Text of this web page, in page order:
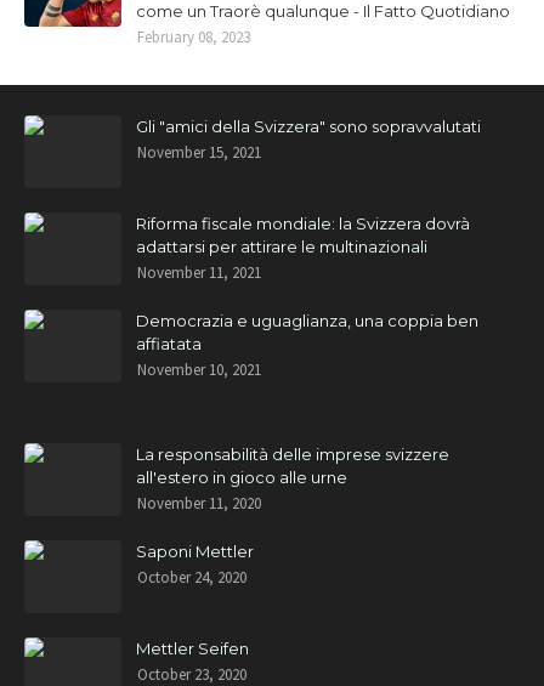
come un Traorè qualunque - Il Fatto Quotidiano
February 08, 2023
Gli "amici della Svizzera" sono sopravvalutati
November 15, 2021
Riforma fiscale mondiale: la Svizzera dovrà
adattarsi per attirare le multinazionali
November 11, 2021
Democrazia e uguaglianza, una coppia ben
affiatata
November 10, 2021
La responsabilità delle imprese svizzere
all'estero in gioco alle urne
November 11, 2020
Saponi Mettler
October 24, 2020
Mettler Seifen
October 23, 2020